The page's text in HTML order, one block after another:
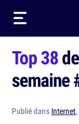
Top 38
semaine
Publié dans Internet